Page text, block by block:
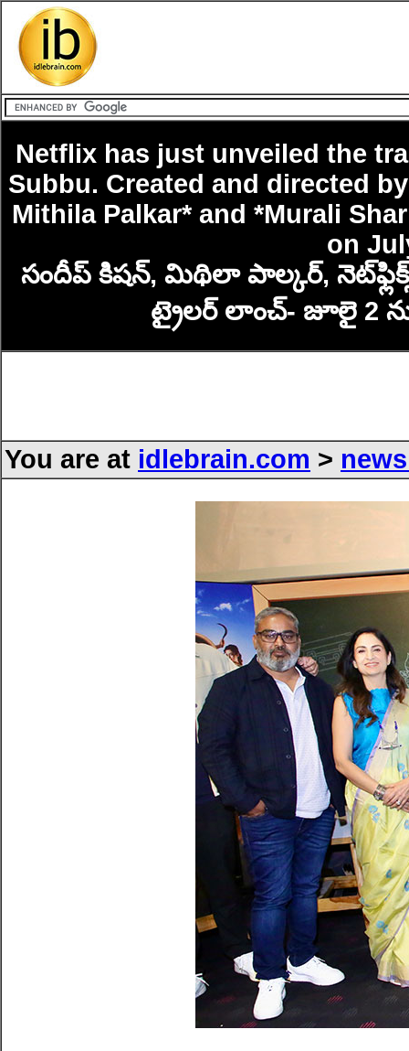
Netflix has just unveiled the
Subbu. Created and directed
Mithila Palkar* and *Murali
on
సందీప్ కిషన్, మిథిలా పాల్కర్,
ట్రైలర్ లాంచ్- జూలై 2
You are at idlebrain.com >